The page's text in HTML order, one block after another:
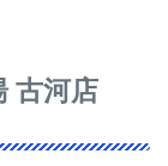
古河店